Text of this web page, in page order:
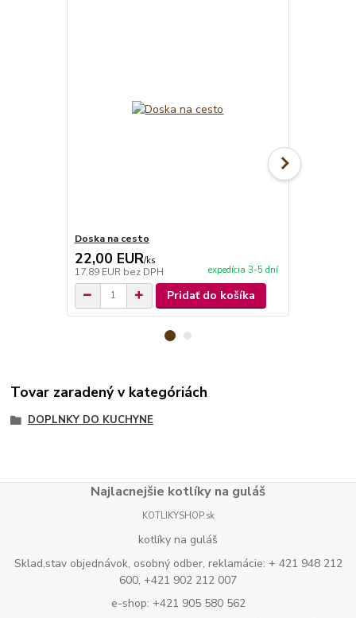
Doska na cesto
22,00 EUR/ks
17,89 EUR bez DPH expedícia 3-5 dní
Pridať do košíka
Tovar zaradený v kategóriách
DOPLNKY DO KUCHYNE
Najlacnejšie kotlíky na guláš
KOTLIKYSHOP.sk
kotlíky na guláš
Sklad,stav objednávok, osobný odber, reklamácie: + 421 948 212
600, +421 902 212 007
e-shop: +421 905 580 562